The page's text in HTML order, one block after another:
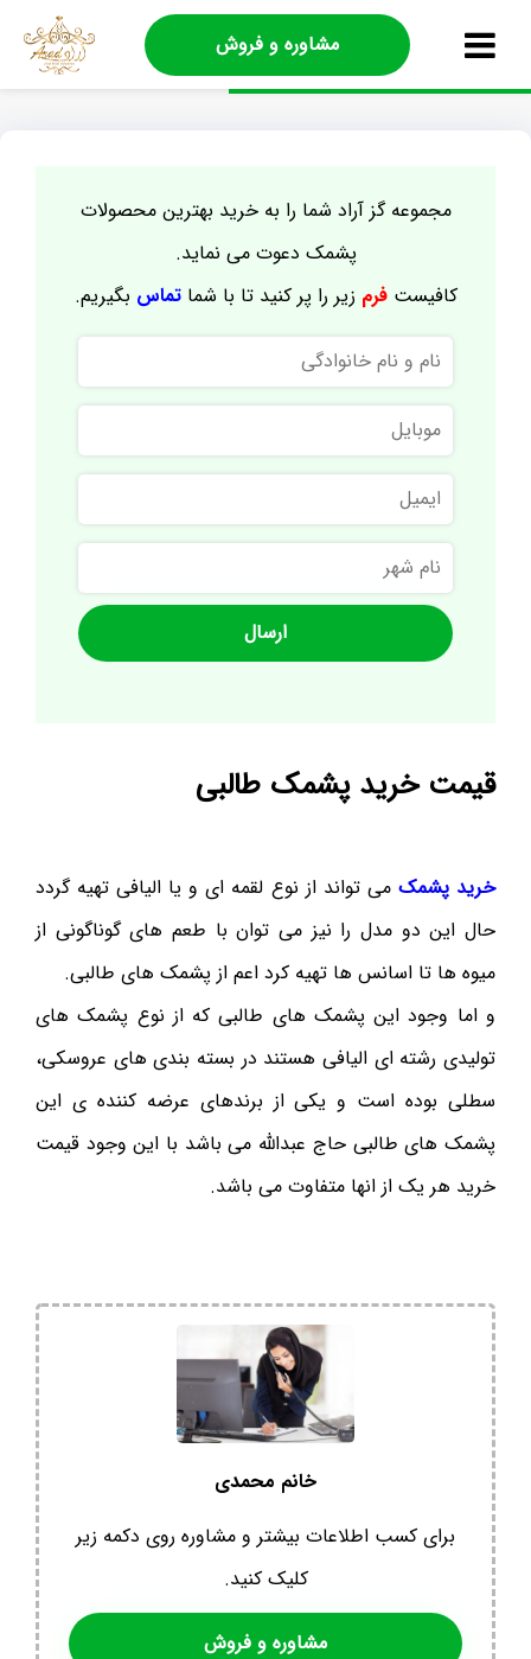
مشاوره و فروش
مجموعه گز آراد شما را به خرید بهترین محصولات
پشمک دعوت می نماید.
کافیستفرم زیر را پر کنید تا با شماتماس بگیریم.
نام
و
نام
خانوادگی
موبایل
ایمیل
نام
شهر
قیمت خرید پشمک طالبی
خرید پشمک می تواند از نوع لقمه ای و یا الیافی تهیه گردد
حال این دو مدل را نیز می توان با طعم های گوناگونی از
میوه ها تا اسانس ها تهیه کرد اعم از پشمک های طالبی.
و اما وجود این پشمک های طالبی که از نوع پشمک های
تولیدی رشته ای الیافی هستند در بسته بندی های عروسکی،
سطلی بوده است و یکی از برندهای عرضه کننده ی این
پشمک های طالبی حاج عبدالله می باشد با این وجود قیمت
خرید هر یک از انها متفاوت می باشد.
خانم محمدی
برای کسب اطلاعات بیشتر و مشاوره روی دکمه زیر
کلیک کنید.
مشاوره و فروش